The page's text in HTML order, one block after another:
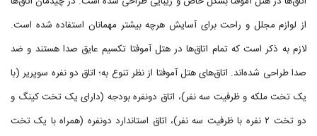
از لوازم مجلل و راحت برای آسایش هرچه بیشتر مهمانان استفاده شده است.
لازم به ذکر است که تمام اتاق‌ها در هتل آموفتا تکسیم عایق صدا هستند و ضد
صدا طراحی شده‌اند. اتاق‌های هتل آموفتا از نظر تنوع به؛ اتاق دو نفره سوپریر (با
یک تخت ملکه و ظرفیت سه نفر)، اتاق دونفره بودجه (دارای یک تخت کینگ و
دو تخت ۲ نفره با ظرفیت سه نفر)، اتاق استاندارد دونفره (همراه با یک تخت